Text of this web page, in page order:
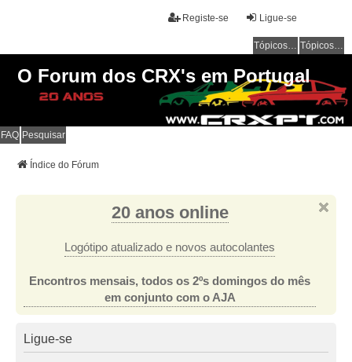
Ligue-se
Registe-se
Tópicos sem resposta Tópicos ativos
O Forum dos CRX's em Portugal
FAQ Pesquisar
Índice do Fórum
20 anos online
Logótipo atualizado e novos autocolantes
Encontros mensais, todos os 2ºs domingos do mês
em conjunto com o AJA
Ligue-se